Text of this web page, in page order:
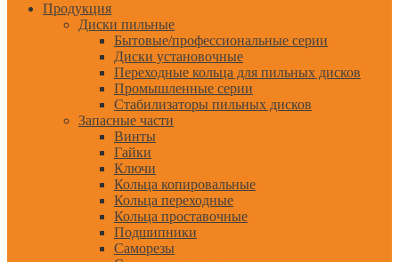
Продукция
Диски пильные
Бытовые/профессиональные серии
Диски установочные
Переходные кольца для пильных дисков
Промышленные серии
Стабилизаторы пильных дисков
Запасные части
Винты
Гайки
Ключи
Кольца копировальные
Кольца переходные
Кольца проставочные
Подшипники
Саморезы